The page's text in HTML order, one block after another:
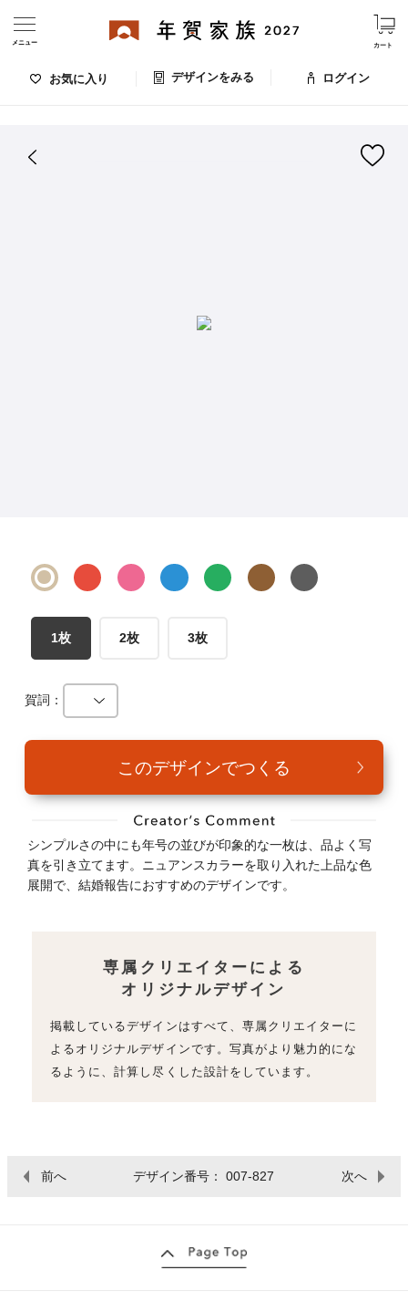
お気に入り デザインをみる
カート
ログイン
メニュー
デザインをみる
お問い合わせ
1枚 2枚 3枚
賀詞：
シンプルさの中にも年号の並びが印象的な一枚は、品よく写
真を引き立てます。ニュアンスカラーを取り入れた上品な色
展開で、結婚報告におすすめのデザインです。
専属クリエイターによる
オリジナルデザイン
掲載しているデザインはすべて、専属クリエイターに
よるオリジナルデザインです。写真がより魅力的にな
るように、計算し尽くした設計をしています。
前へ デザイン番号： 007-827 次へ